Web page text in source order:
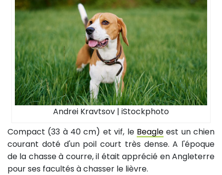
Andrei Kravtsov | iStockphoto
Compact (33 à 40 cm) et vif, le Beagleest un chien
courant doté d'un poil court très dense. A l'époque
de la chasse à courre, il était apprécié en Angleterre
pour ses facultés à chasser le lièvre.